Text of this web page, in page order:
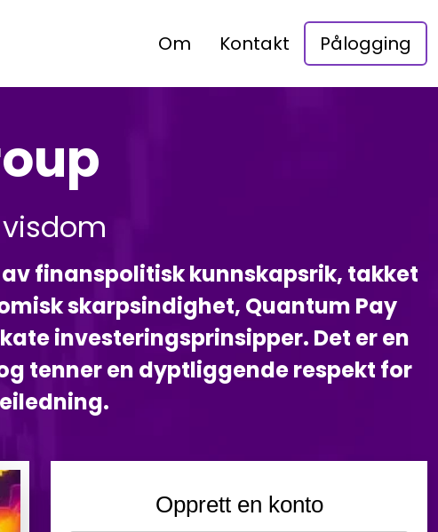
Om Kontakt Pålogging
finanspolitisk kunnskapsrik, takket
skarpsindighet, Quantum Pay
investeringsprinsipper. Det er en
tenner en dyptliggende respekt for